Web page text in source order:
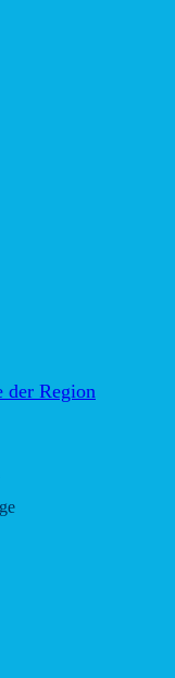
der Region